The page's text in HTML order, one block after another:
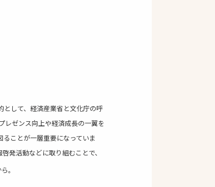
として、経済産業省と文化庁の呼
レゼンス向上や経済成長の一翼を
ことが一層重要になっていま
発活動などに取り組むことで、
。